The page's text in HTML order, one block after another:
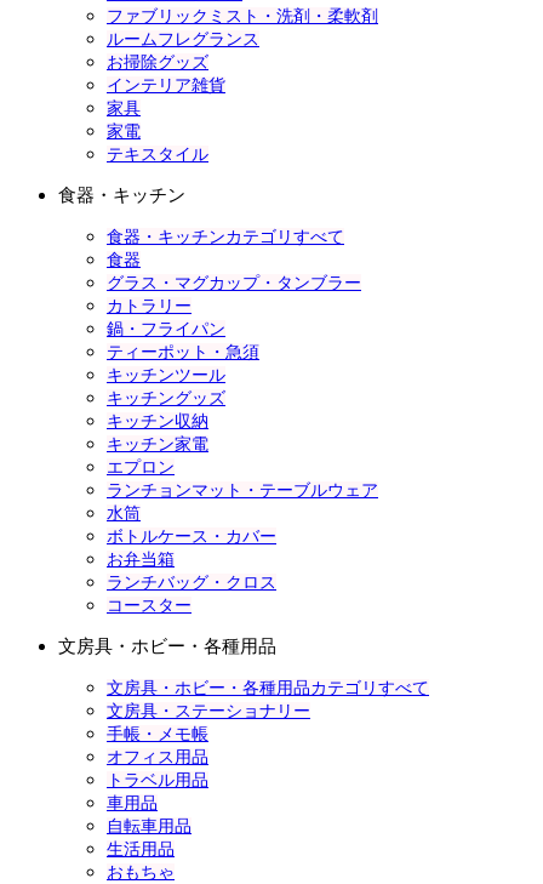
ファブリックミスト・洗剤・柔軟剤
ルームフレグランス
お掃除グッズ
インテリア雑貨
家具
家電
テキスタイル
食器・キッチン
食器・キッチンカテゴリすべて
食器
グラス・マグカップ・タンブラー
カトラリー
鍋・フライパン
ティーポット・急須
キッチンツール
キッチングッズ
キッチン収納
キッチン家電
エプロン
ランチョンマット・テーブルウェア
水筒
ボトルケース・カバー
お弁当箱
ランチバッグ・クロス
コースター
文房具・ホビー・各種用品
文房具・ホビー・各種用品カテゴリすべて
文房具・ステーショナリー
手帳・メモ帳
オフィス用品
トラベル用品
車用品
自転車用品
生活用品
おもちゃ